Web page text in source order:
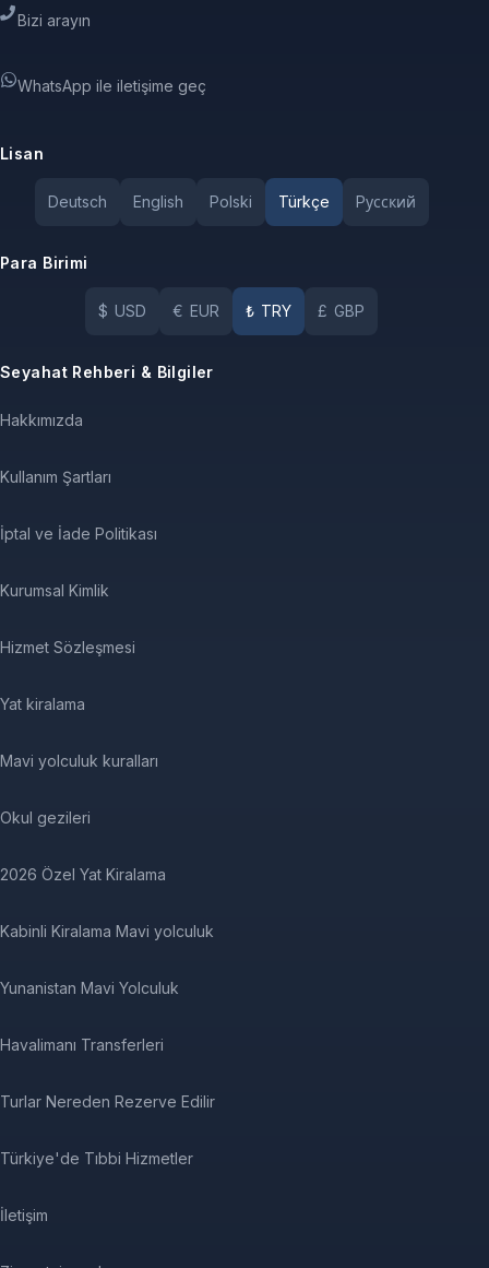
Bizi arayın
WhatsApp ile iletişime geç
Lisan
Deutsch English Polski Türkçe Pусский
Para Birimi
$ USD € EUR ₺ TRY £ GBP
Seyahat Rehberi & Bilgiler
Hakkımızda
Kullanım Şartları
İptal ve İade Politikası
Kurumsal Kimlik
Hizmet Sözleşmesi
Yat kiralama
Mavi yolculuk kuralları
Okul gezileri
2026 Özel Yat Kiralama
Kabinli Kiralama Mavi yolculuk
Yunanistan Mavi Yolculuk
Havalimanı Transferleri
Turlar Nereden Rezerve Edilir
Türkiye'de Tıbbi Hizmetler
İletişim